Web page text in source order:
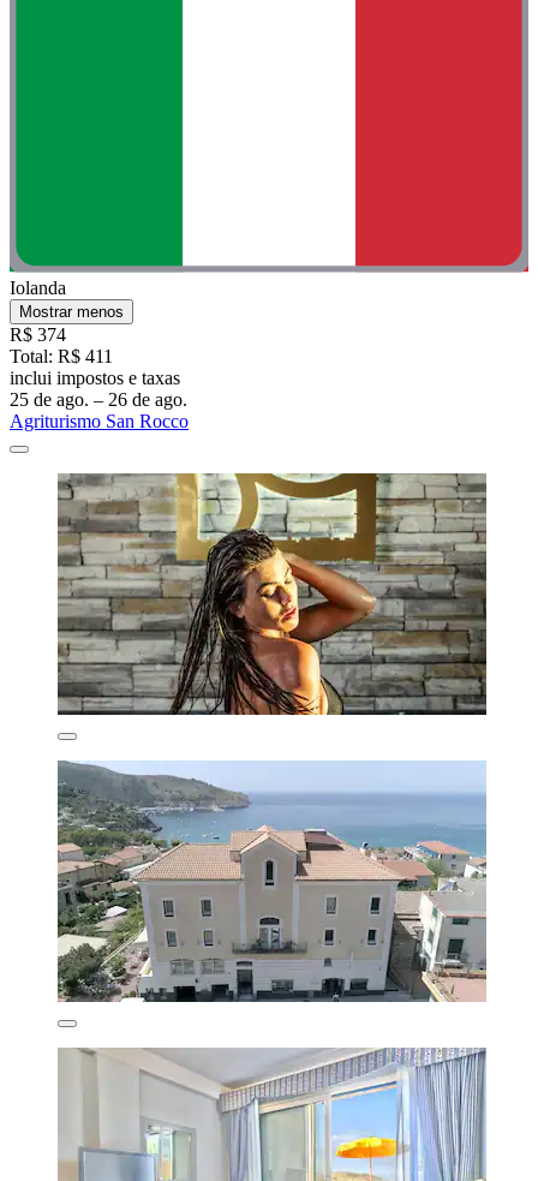
Iolanda
Mostrar menos
R$ 374
Total: R$ 411
inclui impostos e taxas
25 de ago. – 26 de ago.
Agriturismo San Rocco